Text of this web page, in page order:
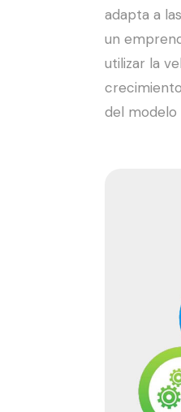
adapta a
un
utilizar la
del modelo